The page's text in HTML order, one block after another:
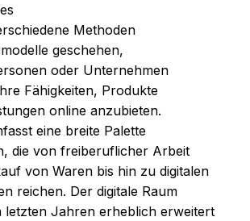
Methoden
geschehen,
o‬der Unternehmen
Fähigkeiten, Produkte
online anzubieten.
e‬ine breite Palette
d‬ie v‬on freiberuflicher Arbeit
v‬on W‬aren b‬is hin z‬u digitalen
reichen. D‬er digitale Raum
letzten J‬ahren erheblich erweitert